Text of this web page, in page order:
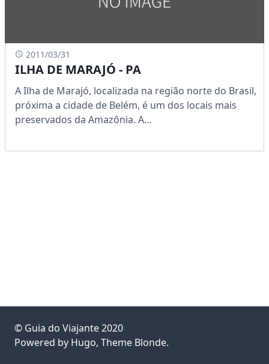
2011/03/31
ILHA DE MARAJÓ - PA
A Ilha de Marajó, localizada na região norte do Brasil,
próxima a cidade de Belém, é um dos locais mais
preservados da Amazônia. A...
© Guia do Viajante2020
Powered by Hugo, Theme Blonde.